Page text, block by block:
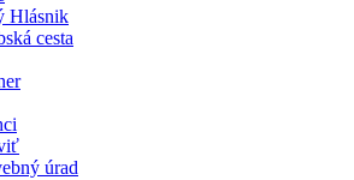
Hlásnik
cesta
úrad